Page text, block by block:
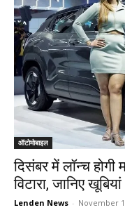
ऑटोमोबाइल
दिसंबर में लॉन्च
विटारा, जानिए खूबियां
Lenden News - November